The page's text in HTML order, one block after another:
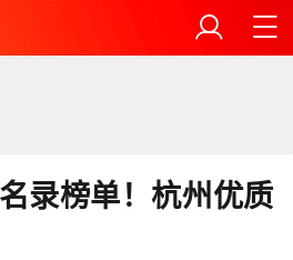
录榜单！杭州优质